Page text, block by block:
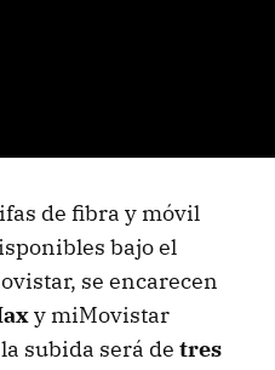
de fibra y móvil
bajo el
se encarecen
y miMovistar
subida será de tres